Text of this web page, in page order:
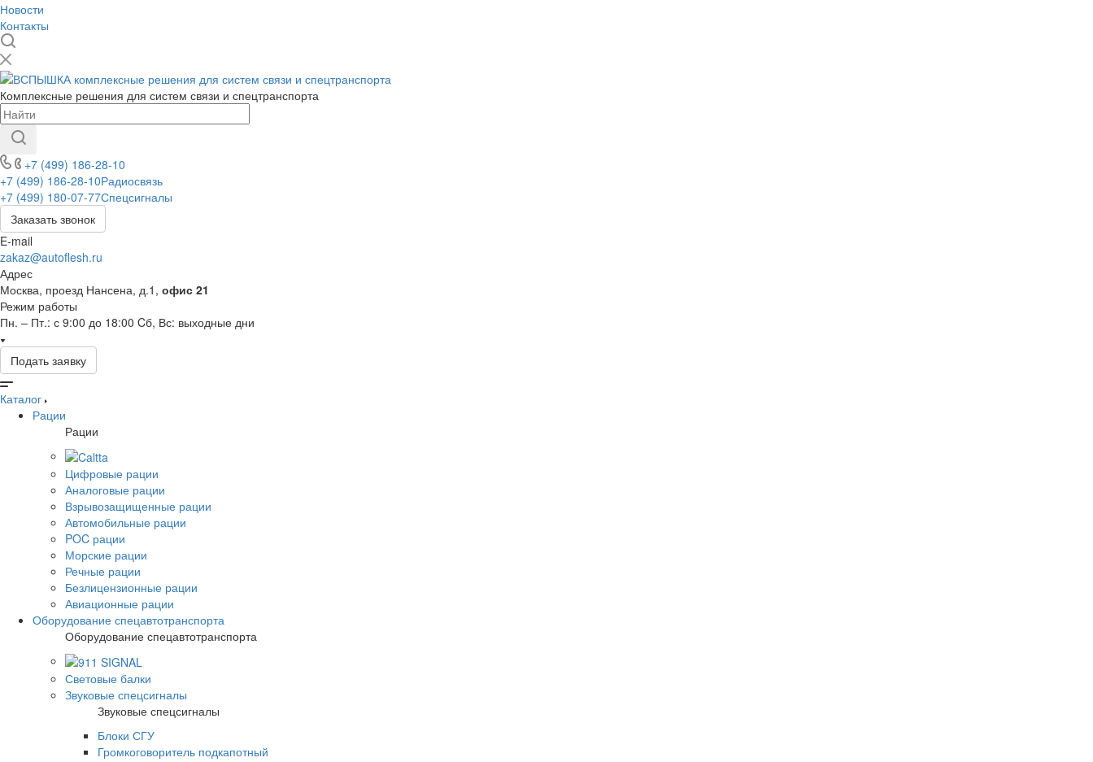
Новости
Контакты
Комплексные решения для систем связи и спецтранспорта
+7 (499) 186-28-10
+7 (499) 186-28-10Радиосвязь
+7 (499) 180-07-77Спецсигналы
Заказать звонок
E-mail
zakaz@autoflesh.ru
Адрес
Москва, проезд Нансена, д.1, офис 21
Режим работы
Пн. – Пт.: с 9:00 до 18:00 Cб, Вс: выходные дни
Подать заявку
Каталог
Рации
Рации
Цифровые рации
Аналоговые рации
Взрывозащищенные рации
Автомобильные рации
POC рации
Морские рации
Речные рации
Безлицензионные рации
Авиационные рации
Оборудование спецавтотранспорта
Оборудование спецавтотранспорта
Световые балки
Звуковые спецсигналы
Звуковые спецсигналы
Блоки СГУ
Громкоговоритель подкапотный